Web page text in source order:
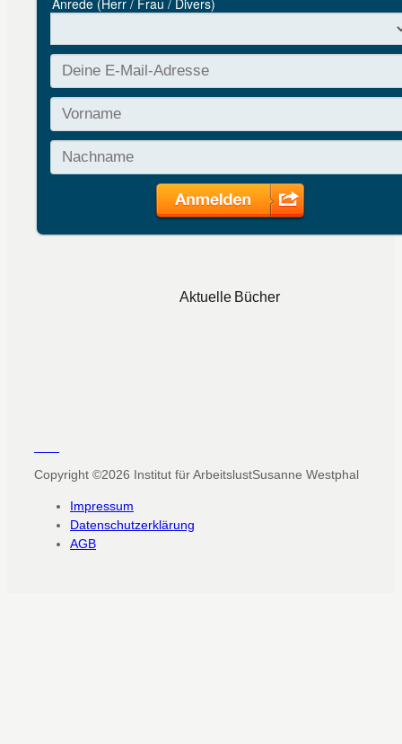
Aktuelle Bücher
Copyright ©2026 Institut für ArbeitslustSusanne Westphal
Impressum
Datenschutzerklärung
AGB